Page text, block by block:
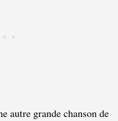
autre grande chanson de